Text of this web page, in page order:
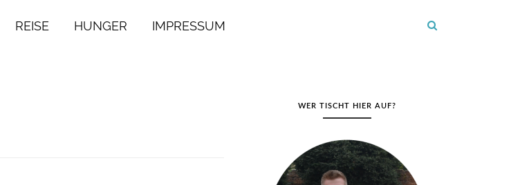
REISE HUNGER IMPRESSUM
WER TISCHT HIER AUF?